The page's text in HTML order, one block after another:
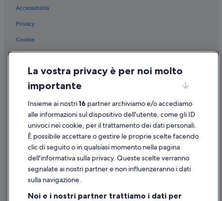
Stazione di Stresa: Appartamenti
Villa La Palazzola: hotel nelle vicinanze
Villa Henfrey-Branca: hotel nelle vicinanze
Piazza Borromeo: hotel nelle vicinanze
Isola dei Pescatori: hotel
Giardino botanico dell'isola Madre: hotel nelle vicinanze
Villa Ducale: hotel nelle vicinanze
Golf Club Alpino di Stresa: hotel nelle vicinanze
Levo: hotel
Giardino botanico Alpinia: hotel nelle vicinanze
Stazione di Stresa: hotel nelle vicinanze
Accessibilità
Privacy
Cookie
Informazioni legali/Contatti
Linee guida sui contenuti e segnalazione dei contenuti
Supporto
Assistenza clienti
Contattaci
Come cancellare un volo
Come modificare la prenotazione di un hotel o una casa vacanze
Tempistiche per i rimborsi
La vostra privacy è per noi molto
importante
Insieme ai nostri16 partner archiviamo e/o accediamo
alle informazioni sul dispositivo dell'utente, come gli ID
univoci nei cookie, per il trattamento dei dati personali.
È possibile accettare o gestire le proprie scelte facendo
clic di seguito o in qualsiasi momento nella pagina
dell'informativa sulla privacy. Queste scelte verranno
segnalate ai nostri partner e non influenzeranno i dati
sulla navigazione.
Noi e i nostri partner trattiamo i dati per